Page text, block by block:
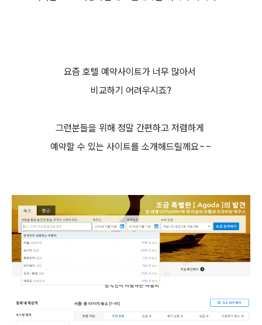
요즘 호텔 예약사이트가 너무 많아서
비교하기 어려우시죠?
그런분들을 위해 정말 간편하고 저렴하게
예약할 수 있는 사이트를 소개해드릴께요~~